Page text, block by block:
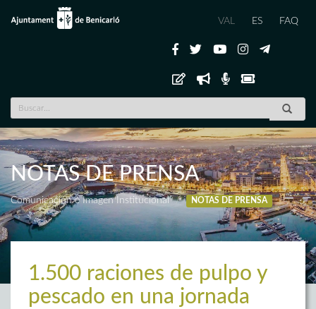
VAL ES FAQ
NOTAS DE PRENSA
Comunicación e Imagen Institucional NOTAS DE PRENSA
1.500 raciones de pulpo y
pescado en una jornada